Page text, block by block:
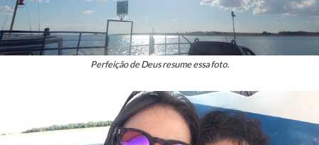
Perfeição de Deus resume essa foto.